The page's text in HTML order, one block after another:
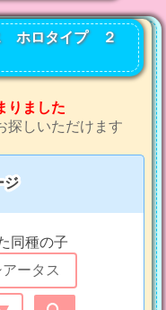
ホロタイプ ２
りました
探しいただけます
ジ
同種の子